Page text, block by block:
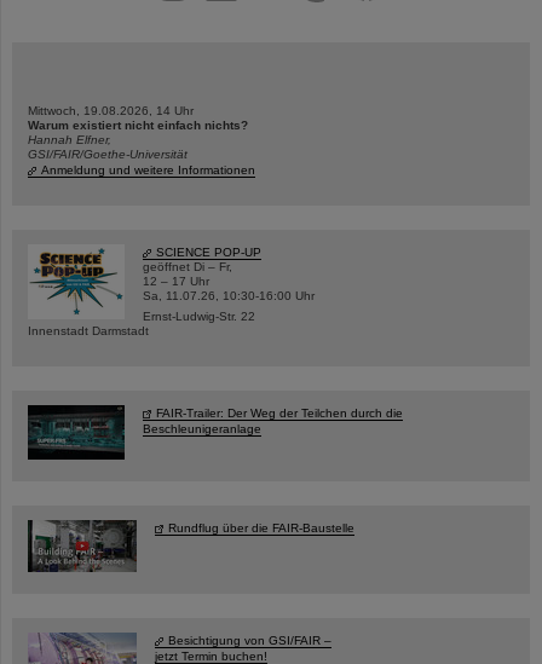
Mittwoch, 19.08.2026, 14 Uhr
Warum existiert nicht einfach nichts?
Hannah Elfner,
GSI/FAIR/Goethe-Universität
Anmeldung und weitere Informationen
SCIENCE POP-UP
geöffnet Di – Fr,
12 – 17 Uhr
Sa, 11.07.26, 10:30-16:00 Uhr
Ernst-Ludwig-Str. 22
Innenstadt Darmstadt
FAIR-Trailer: Der Weg der Teilchen durch die
Beschleunigeranlage
Rundflug über die FAIR-Baustelle
Besichtigung von GSI/FAIR –
jetzt Termin buchen!